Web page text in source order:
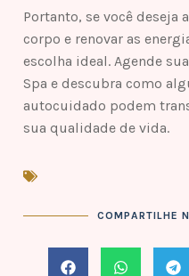
Portanto, se você deseja
corpo e renovar as
escolha ideal. Agende
Spa e descubra como
autocuidado podem
sua qualidade de vida.
COMPARTILHE